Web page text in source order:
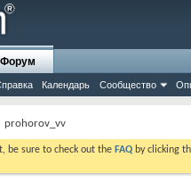
Форум
Календарь Сообщество
prohorov_vv
be sure to check out the FAQ by clicking